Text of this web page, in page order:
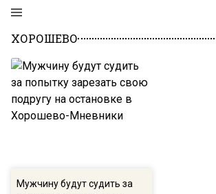
ХОРОШЕВО
Мужчину будут судить за